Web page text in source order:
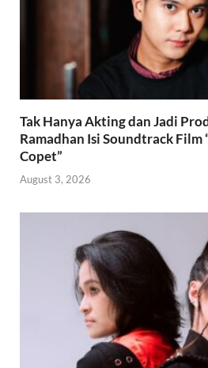
Tak Hanya Akting dan Jadi
Ramadhan Isi Soundtrack Film
Copet”
August 3, 2026